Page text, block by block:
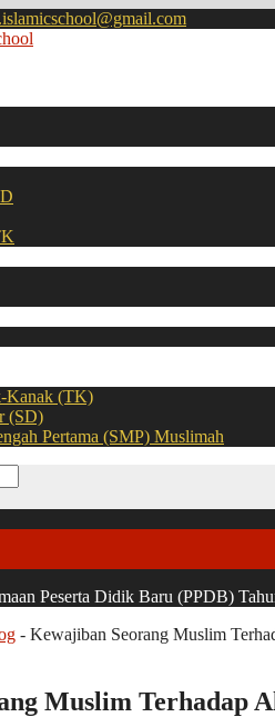
Kanak (TK)
(SD)
Pertama (SMP) Muslimah
Peserta Didik Baru (PPDB)
- Kewajiban Seorang Muslim
Muslim Terhadap